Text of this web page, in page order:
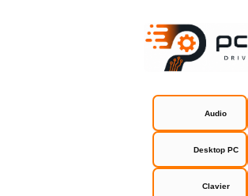
Audio
Desktop PC
Clavier